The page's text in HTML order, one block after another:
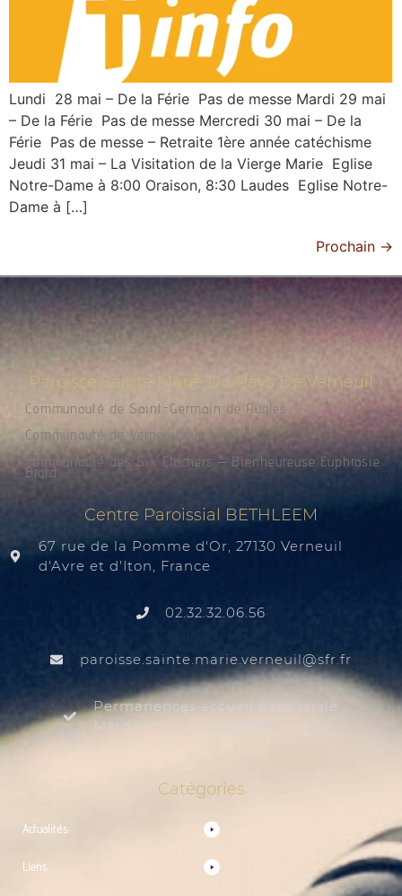
Lundi 28 mai – De la Férie Pas de messe Mardi 29 mai
– De la Férie Pas de messe Mercredi 30 mai – De la
Férie Pas de messe – Retraite 1ère année catéchisme
Jeudi 31 mai – La Visitation de la Vierge Marie Eglise
Notre-Dame à 8:00 Oraison, 8:30 Laudes Eglise Notre-
Dame à […]
Prochain →
Paroisse Sainte Marie Du Pays De Verneuil
Communauté de Saint-Germain de Rugles
Communauté de Verneuil sur Avre
Communauté des Six Clochers – Bienheureuse Euphrasie
Brard
Centre Paroissial BETHLEEM
67 rue de la Pomme d'Or, 27130 Verneuil
d'Avre et d'Iton, France
02.32.32.06.56
rf.rfs
@liuenrev.eiram.etnias.essiorap
Permanences accueil paroissiale
Mardi au samedi de 9:30 à 12:00
Catégories
Actualités
Liens